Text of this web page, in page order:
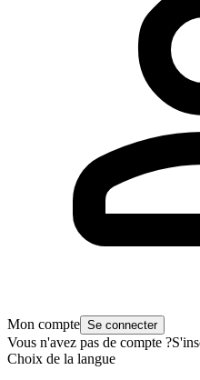
Mon compte Se connecter
Vous n'avez pas de compte ?
Choix de la langue